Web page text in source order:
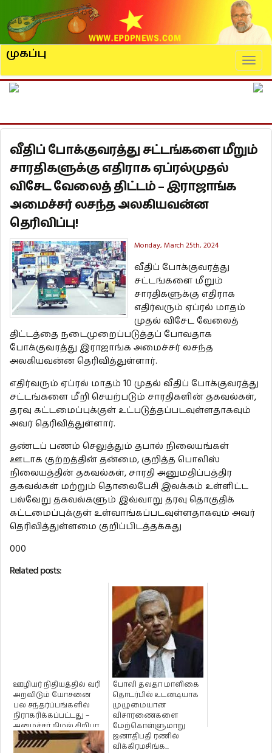
முகப்பு
வீதிப் போக்குவரத்து சட்டங்களை மீறும்
சாரதிகளுக்கு எதிராக ஏப்ரல்முதல்
விசேட வேலைத் திட்டம் – இராஜாங்க
அமைச்சர் லசந்த அலகியவன்ன
தெரிவிப்பு!
Monday, March 25th, 2024
வீதிப் போக்குவரத்து
சட்டங்களை மீறும்
சாரதிகளுக்கு எதிராக
எதிர்வரும் ஏப்ரல் மாதம்
முதல் விசேட வேலைத்
திட்டத்தை நடைமுறைப்படுத்தப் போவதாக
போக்குவரத்து இராஜாங்க அமைச்சர் லசந்த
அலகியவன்ன தெரிவித்துள்ளார்.
எதிர்வரும் ஏப்ரல் மாதம் 10 முதல் வீதிப் போக்குவரத்து
சட்டங்களை மீறி செயற்படும் சாரதிகளின் தகவல்கள்,
தரவு கட்டமைப்புக்குள் உட்படுத்தப்படவுள்ளதாகவும்
அவர் தெரிவித்துள்ளார்.
தண்டப் பணம் செலுத்தும் தபால் நிலையங்கள்
ஊடாக குற்றத்தின் தன்மை, குறித்த பொலிஸ்
நிலையத்தின் தகவல்கள், சாரதி அனுமதிப்பத்திர
தகவல்கள் மற்றும் தொலைபேசி இலக்கம் உள்ளிட்ட
பல்வேறு தகவல்களும் இவ்வாறு தரவு தொகுதிக்
கட்டமைப்புக்குள் உள்வாங்கப்படவுள்ளதாகவும் அவர்
தெரிவித்துள்ளமை குறிப்பிடத்தக்கது
000
Related posts:
ஊழியர் நிதியத்தில் வரி
அறவிடும் யோசனை
பல சந்தர்ப்பங்களில்
நிராகரிக்கப்பட்டது –
அமைச்சர் நிமல் சிறிபா...
போலி தலதா மாளிகை
தொடர்பில் உடனடியாக
முழுமையான
விசாரணைகளை
மேற்கொள்ளுமாறு
ஜனாதிபதி ரணில்
விக்கிரமசிங்க...